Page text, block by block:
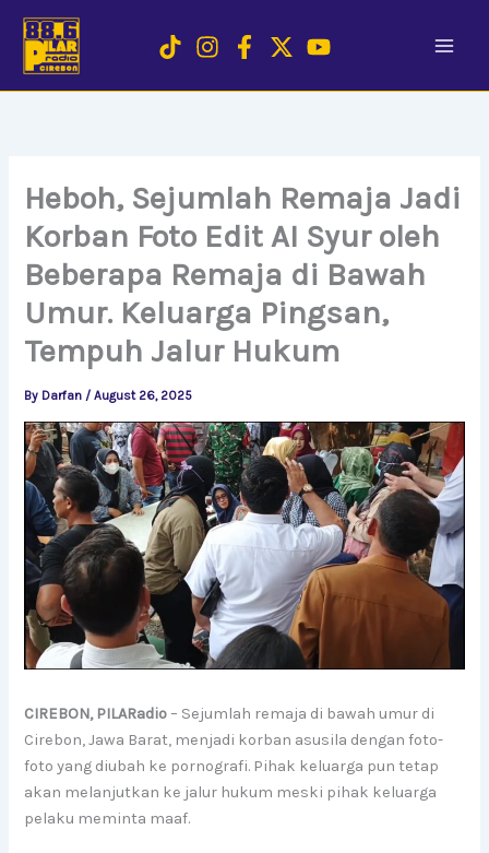
content
Heboh, Sejumlah Remaja Jadi
Korban Foto Edit AI Syur oleh
Beberapa Remaja di Bawah
Umur. Keluarga Pingsan,
Tempuh Jalur Hukum
By Darfan /August 26, 2025
CIREBON, PILARadio– Sejumlah remaja di bawah umur di
Cirebon, Jawa Barat, menjadi korban asusila dengan foto-
foto yang diubah ke pornografi. Pihak keluarga pun tetap
akan melanjutkan ke jalur hukum meski pihak keluarga
pelaku meminta maaf.